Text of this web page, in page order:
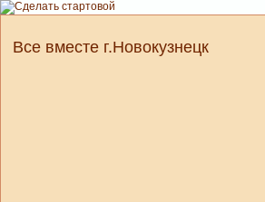
Все вместе г.Новокузнецк